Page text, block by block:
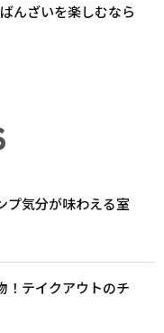
んざいを楽しむなら
プ気分が味わえる室
！テイクアウトのチ